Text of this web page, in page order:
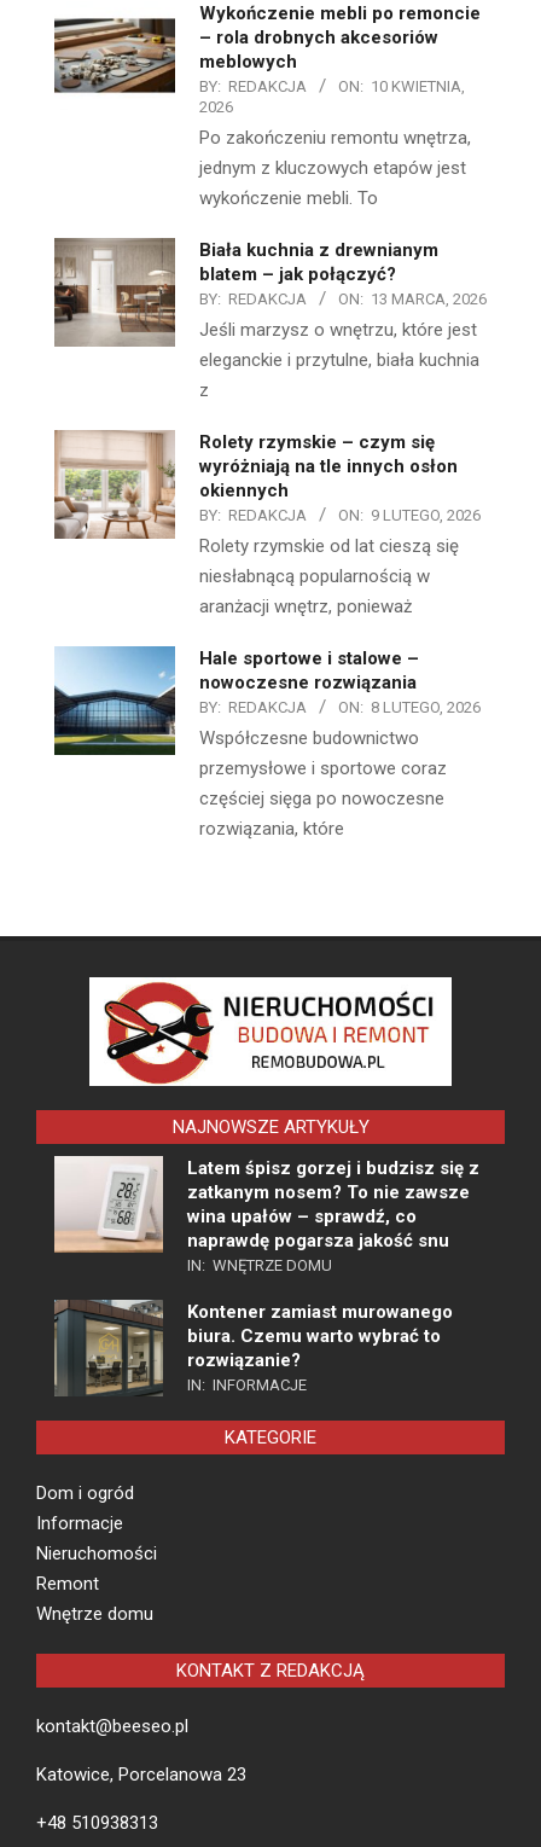
Wykończenie mebli po remoncie
– rola drobnych akcesoriów
meblowych
BY: REDAKCJA ON: 10 KWIETNIA,
2026
Po zakończeniu remontu wnętrza,
jednym z kluczowych etapów jest
wykończenie mebli. To
Biała kuchnia z drewnianym
blatem – jak połączyć?
BY: REDAKCJA ON: 13 MARCA, 2026
Jeśli marzysz o wnętrzu, które jest
eleganckie i przytulne, biała kuchnia
z
Rolety rzymskie – czym się
wyróżniają na tle innych osłon
okiennych
BY: REDAKCJA ON: 9 LUTEGO, 2026
Rolety rzymskie od lat cieszą się
niesłabnącą popularnością w
aranżacji wnętrz, ponieważ
Hale sportowe i stalowe –
nowoczesne rozwiązania
BY: REDAKCJA ON: 8 LUTEGO, 2026
Współczesne budownictwo
przemysłowe i sportowe coraz
częściej sięga po nowoczesne
rozwiązania, które
NAJNOWSZE ARTYKUŁY
Latem śpisz gorzej i budzisz się z
zatkanym nosem? To nie zawsze
wina upałów – sprawdź, co
naprawdę pogarsza jakość snu
IN: WNĘTRZE DOMU
Kontener zamiast murowanego
biura. Czemu warto wybrać to
rozwiązanie?
IN: INFORMACJE
KATEGORIE
Dom i ogród
Informacje
Nieruchomości
Remont
Wnętrze domu
KONTAKT Z REDAKCJĄ
kontakt@beeseo.pl
Katowice, Porcelanowa 23
+48 510938313